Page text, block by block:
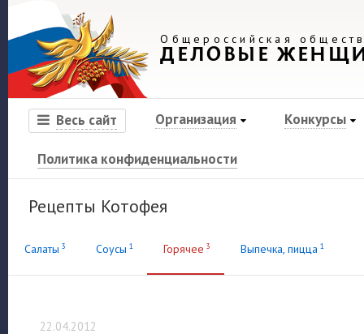
Общероссийская
ДЕЛОВЫЕ
Весь сайт Организация Конкурсы
Политика конфиденциальности
Рецепты Котофея
Салаты 3 Соусы 1 Горячее 3 Выпечка, пицца 1
22.04.2012